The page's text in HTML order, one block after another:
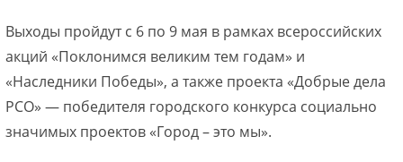
Выходы пройдут с 6 по 9 мая в рамках всероссийских
акций «Поклонимся великим тем годам» и
«Наследники Победы», а также проекта «Добрые дела
РСО» — победителя городского конкурса социально
значимых проектов «Город – это мы».